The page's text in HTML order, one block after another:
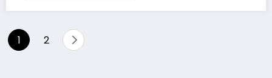
Yazı
1 2